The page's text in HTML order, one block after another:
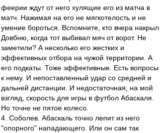
феерии ждут от него хулящие его из матча в
матч. Нажимая на его не мягкотелость и не
умение бороться. Вспомните, кто вчера накрыл
Довбню, когда тот выбивал мяч от ворот. Не
заметили? А несколько его жестких и
эффективных отбора на чужой территории. А
его подкаты. Тоже эффективные. Есть вопросы
к нему. И непоставленный удар со средней и
дальней дистанции. И недостаточная, на мой
взгляд, скорость для игры в футбол Абаскаля.
Но точне не пятое колесо.
4. Соболев. Абаскаль точно лепит из него
"опорного" нападающего. Или он сам так